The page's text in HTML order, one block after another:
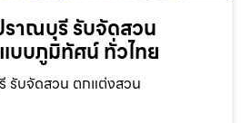
าณบุรี รับจัดสวน
บบภูมิทัศน์ ทั่วไทย
รับจัดสวน ตกแต่งสวน